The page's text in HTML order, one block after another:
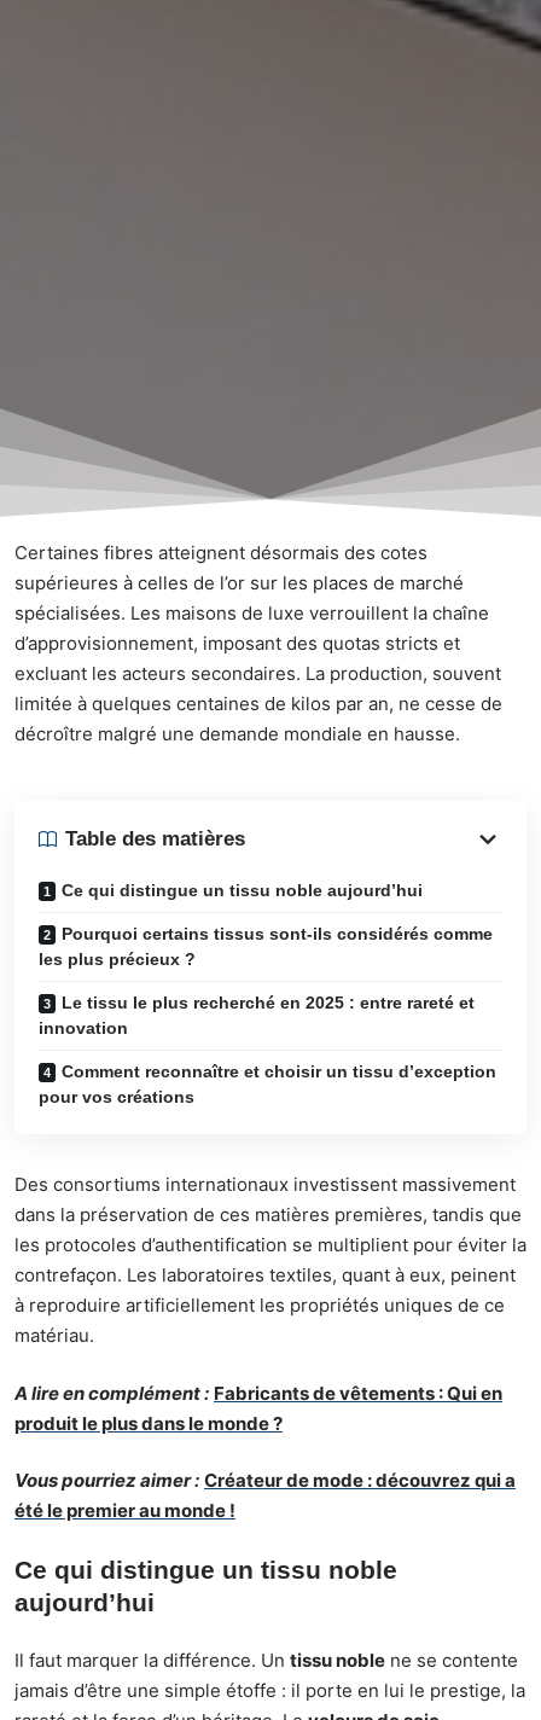
Certaines fibres atteignent désormais des cotes
supérieures à celles de l’or sur les places de marché
spécialisées. Les maisons de luxe verrouillent la chaîne
d’approvisionnement, imposant des quotas stricts et
excluant les acteurs secondaires. La production, souvent
limitée à quelques centaines de kilos par an, ne cesse de
décroître malgré une demande mondiale en hausse.
Table des matières
Ce qui distingue un tissu noble aujourd’hui
Pourquoi certains tissus sont-ils considérés comme
les plus précieux ?
Le tissu le plus recherché en 2025 : entre rareté et
innovation
Comment reconnaître et choisir un tissu d’exception
pour vos créations
Des consortiums internationaux investissent massivement
dans la préservation de ces matières premières, tandis que
les protocoles d’authentification se multiplient pour éviter la
contrefaçon. Les laboratoires textiles, quant à eux, peinent
à reproduire artificiellement les propriétés uniques de ce
matériau.
A lire en complément : Fabricants de vêtements : Qui en
produit le plus dans le monde ?
Vous pourriez aimer : Créateur de mode : découvrez qui a
été le premier au monde !
Ce qui distingue un tissu noble
aujourd’hui
Il faut marquer la différence. Un tissu noble ne se contente
jamais d’être une simple étoffe : il porte en lui le prestige, la